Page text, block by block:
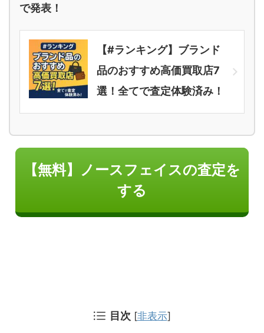
で発表！
【#ランキング】ブランド
品のおすすめ高価買取店7
選！全てで査定体験済み！
【無料】ノースフェイスの査定を
する
目次 [非表示]